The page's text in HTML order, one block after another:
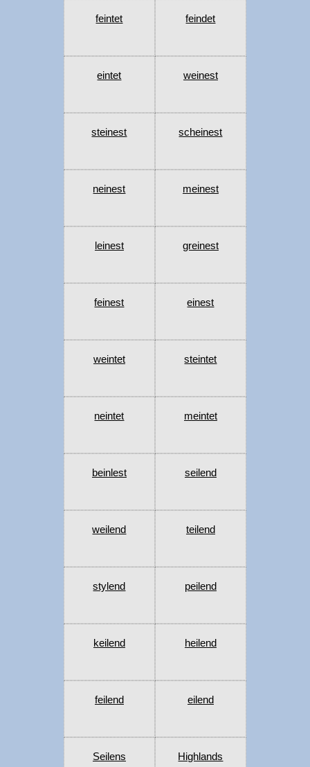
feintet feindet
eintet weinest
steinest scheinest
neinest meinest
leinest greinest
feinest einest
weintet steintet
neintet meintet
beinlest seilend
weilend teilend
stylend peilend
keilend heilend
feilend eilend
Seilens Highlands